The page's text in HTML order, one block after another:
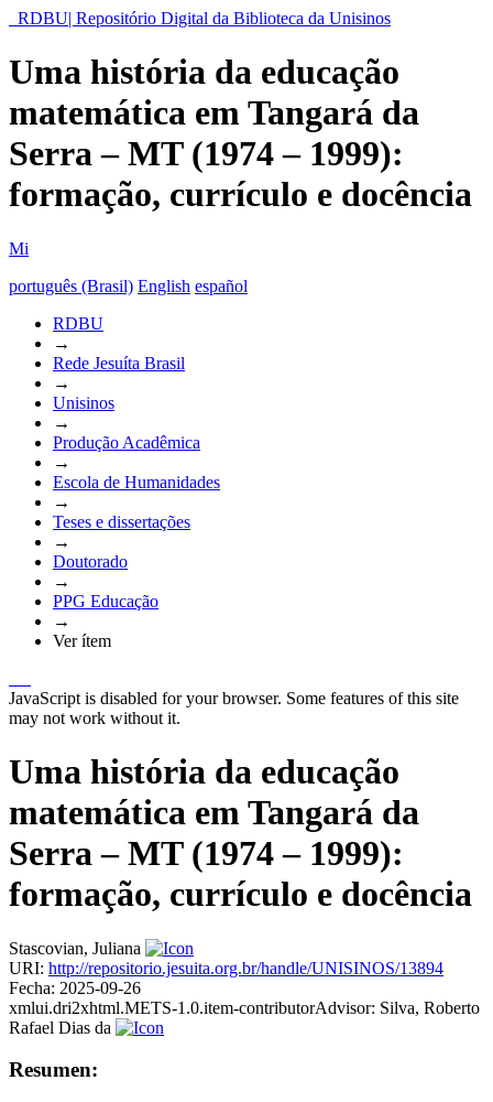
RDBU| Repositório Digital da Biblioteca da Unisinos
Uma história da educação
matemática em Tangará da
Serra – MT (1974 – 1999):
formação, currículo e docência
Mi
português (Brasil) English español
RDBU
→
Rede Jesuíta Brasil
→
Unisinos
→
Produção Acadêmica
→
Escola de Humanidades
→
Teses e dissertações
→
Doutorado
→
PPG Educação
→
Ver ítem
JavaScript is disabled for your browser. Some features of this site
may not work without it.
Uma história da educação
matemática em Tangará da
Serra – MT (1974 – 1999):
formação, currículo e docência
Stascovian, Juliana
URI: http://repositorio.jesuita.org.br/handle/UNISINOS/13894
Fecha: 2025-09-26
xmlui.dri2xhtml.METS-1.0.item-contributorAdvisor: Silva, Roberto
Rafael Dias da
Resumen: